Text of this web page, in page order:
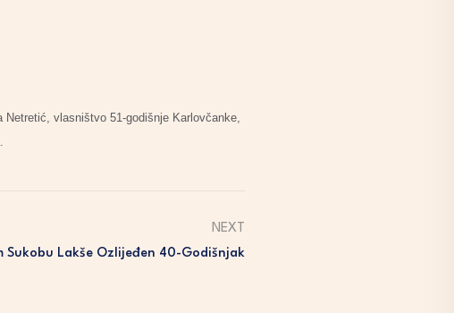
vlasništvo 51-godišnje Karlovčanke,
NEXT
Sukobu Lakše Ozlijeđen 40-Godišnjak